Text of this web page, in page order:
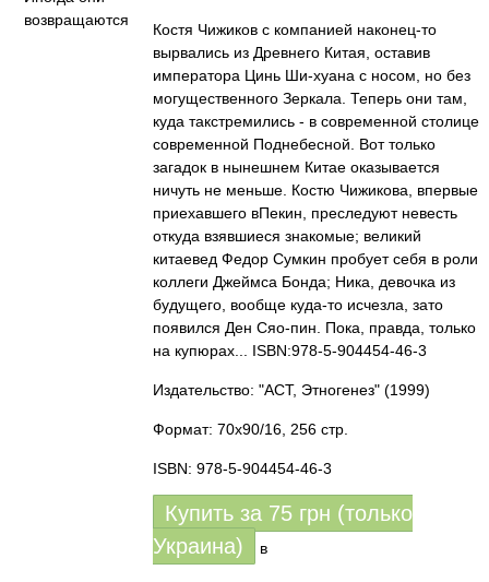
Костя Чижиков с компанией наконец-то
вырвались из Древнего Китая, оставив
императора Цинь Ши-хуана с носом, но без
могущественного Зеркала. Теперь они там,
куда такстремились - в современной столице
современной Поднебесной. Вот только
загадок в нынешнем Китае оказывается
ничуть не меньше. Костю Чижикова, впервые
приехавшего вПекин, преследуют невесть
откуда взявшиеся знакомые; великий
китаевед Федор Сумкин пробует себя в роли
коллеги Джеймса Бонда; Ника, девочка из
будущего, вообще куда-то исчезла, зато
появился Ден Сяо-пин. Пока, правда, только
на купюрах... ISBN:978-5-904454-46-3
Издательство: "АСТ, Этногенез" (1999)
Формат: 70x90/16, 256 стр.
ISBN: 978-5-904454-46-3
Купить за 75 грн (только
Украина)
в